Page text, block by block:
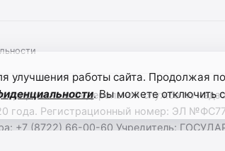
в Федеральной службе по
года. Регистрационный номер: ЭЛ
+7 (8722) 66-00-60 Учредитель:
улучшения работы сайта. Продолжая
. Вы можете отключить